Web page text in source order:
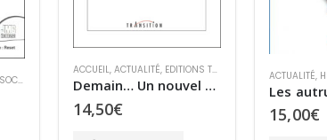
,LE MONDE D’APRÈS,TRANSITION SOCIALE
ACTUALITÉ,HISTOIRE , INCLASSABLES RÉCITS
Les autruches
15,00
ACCUEIL,
16,50